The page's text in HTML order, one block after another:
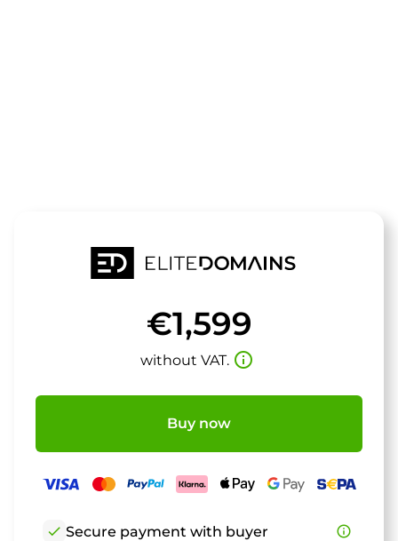
€1,599
without VAT. info_outline
Buy now
check Secure payment with buyer
info_outline